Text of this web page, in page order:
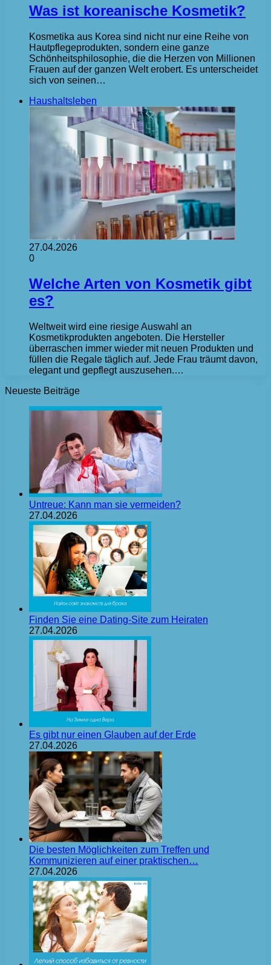
Was ist koreanische Kosmetik?
Kosmetika aus Korea sind nicht nur eine Reihe von
Hautpflegeprodukten, sondern eine ganze
Schönheitsphilosophie, die die Herzen von Millionen
Frauen auf der ganzen Welt erobert. Es unterscheidet
sich von seinen…
Haushaltsleben
27.04.2026
0
Welche Arten von Kosmetik gibt
es?
Weltweit wird eine riesige Auswahl an
Kosmetikprodukten angeboten. Die Hersteller
überraschen immer wieder mit neuen Produkten und
füllen die Regale täglich auf. Jede Frau träumt davon,
elegant und gepflegt auszusehen.…
Neueste Beiträge
Untreue: Kann man sie vermeiden?
27.04.2026
Finden Sie eine Dating-Site zum Heiraten
27.04.2026
Es gibt nur einen Glauben auf der Erde
27.04.2026
Die besten Möglichkeiten zum Treffen und
Kommunizieren auf einer praktischen…
27.04.2026